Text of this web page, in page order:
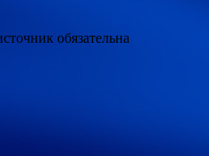
обязательна